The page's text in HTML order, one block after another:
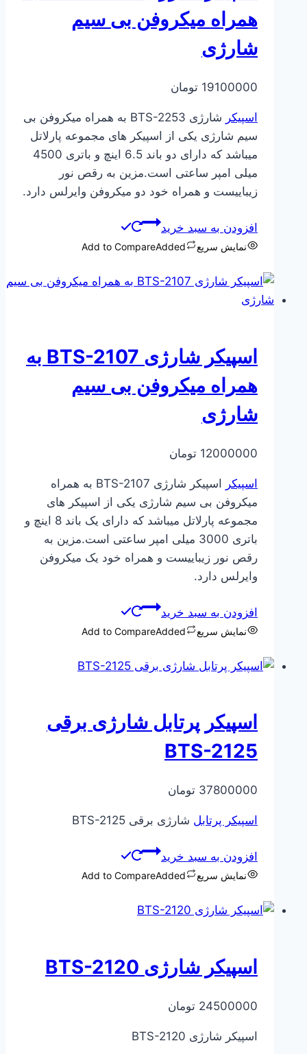
همراه میکروفن بی سیم
شارژی
19100000 تومان
اسپیکر
شارژی BTS-2253 به همراه میکروفن بی
سیم شارژی یکی از اسپیکر های مجموعه پارلاتل
میباشد که دارای دو باند 6.5 اینچ و باتری 4500
میلی امپر ساعتی است.مزین به رقص نور
زیباییست و همراه خود دو میکروفن وایرلس دارد.
افزودن به سبد خرید
نمایش سریع Add to CompareAdded
اسپیکر شارژی BTS-2107 به
همراه میکروفن بی سیم
شارژی
12000000 تومان
اسپیکر
اسپیکر شارژی BTS-2107 به همراه
میکروفن بی سیم شارژی یکی از اسپیکر های
مجموعه پارلاتل میباشد که دارای یک باند 8 اینچ و
باتری 3000 میلی امپر ساعتی است.مزین به
رقص نور زیباییست و همراه خود یک میکروفن
وایرلس دارد.
افزودن به سبد خرید
نمایش سریع Add to CompareAdded
اسپیکر پرتابل شارژی برقی
BTS-2125
37800000 تومان
اسپیکر پرتابل شارژی برقی BTS-2125
افزودن به سبد خرید
نمایش سریع Add to CompareAdded
اسپیکر شارژی BTS-2120
24500000 تومان
اسپیکر شارژی BTS-2120